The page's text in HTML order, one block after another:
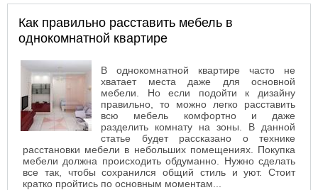
Как правильно расставить мебель в
однокомнатной квартире
В однокомнатной квартире часто не
хватает места даже для основной
мебели. Но если подойти к дизайну
правильно, то можно легко расставить
всю мебель комфортно и даже
разделить комнату на зоны. В данной
статье будет рассказано о технике
расстановки мебели в небольших помещениях. Покупка
мебели должна происходить обдуманно. Нужно сделать
все так, чтобы сохранился общий стиль и уют. Стоит
кратко пройтись по основным моментам...